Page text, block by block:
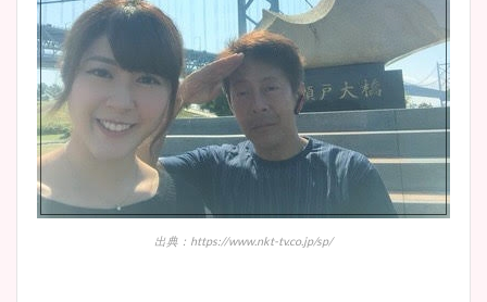
出典：https://www.nkt-tv.co.jp/sp/